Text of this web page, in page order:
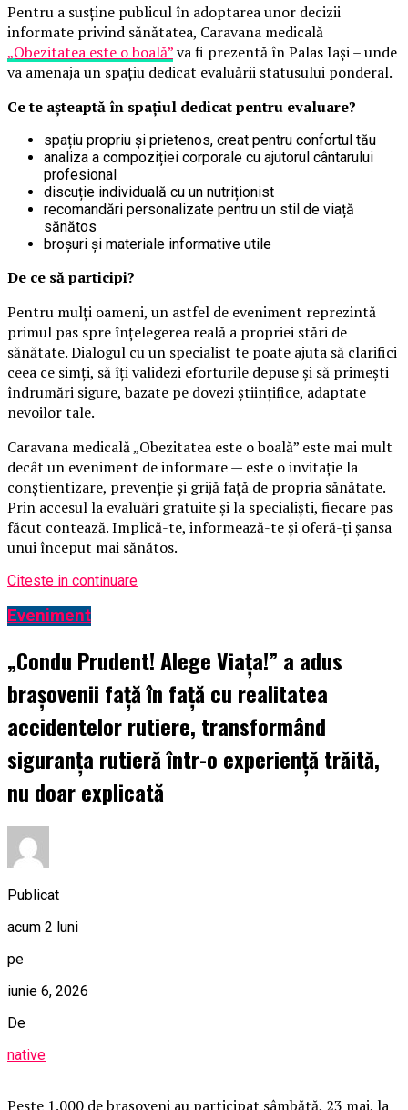
Pentru a susține publicul în adoptarea unor decizii
informate privind sănătatea, Caravana medicală
„Obezitatea este o boală”va fi prezentă în Palas Iași – unde
va amenaja un spațiu dedicat evaluării statusului ponderal.
Ce te așteaptă în spațiul dedicat pentru evaluare?
spațiu propriu și prietenos, creat pentru confortul tău
analiza a compoziției corporale cu ajutorul cântarului
profesional
discuție individuală cu un nutriționist
recomandări personalizate pentru un stil de viață
sănătos
broșuri și materiale informative utile
De ce să participi?
Pentru mulți oameni, un astfel de eveniment reprezintă
primul pas spre înțelegerea reală a propriei stări de
sănătate. Dialogul cu un specialist te poate ajuta să clarifici
ceea ce simți, să îți validezi eforturile depuse și să primești
îndrumări sigure, bazate pe dovezi științifice, adaptate
nevoilor tale.
Caravana medicală „Obezitatea este o boală” este mai mult
decât un eveniment de informare — este o invitație la
conștientizare, prevenție și grijă față de propria sănătate.
Prin accesul la evaluări gratuite și la specialiști, fiecare pas
făcut contează. Implică-te, informează-te și oferă-ți șansa
unui început mai sănătos.
Citeste in continuare
Eveniment
„Condu Prudent! Alege Viața!” a adus
brașovenii față în față cu realitatea
accidentelor rutiere, transformând
siguranța rutieră într-o experiență trăită,
nu doar explicată
Publicat
acum 2 luni
pe
iunie 6, 2026
De
native
Peste 1.000 de brașoveni au participat sâmbătă, 23 mai, la